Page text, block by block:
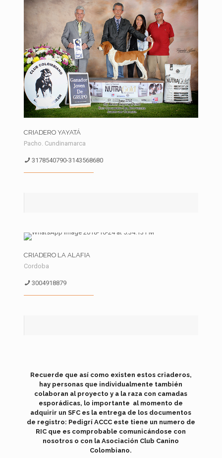
CRIADERO YAYATÁ
Pacho. Cundinamarca
3178540790-3143568680
CRIADERO LA ALAFIA
Cordoba
3004918879
Recuerde que así como existen estos criaderos,
hay personas que individualmente también
colaboran al proyecto y a la raza con camadas
esporádicas, lo importante al momento de
adquirir un SFC es la entrega de los documentos
de registro: Pedigrí ACCC este tiene un numero de
RIC que es comprobable comunicándose con
nosotros o con la Asociación Club Canino
Colombiano.